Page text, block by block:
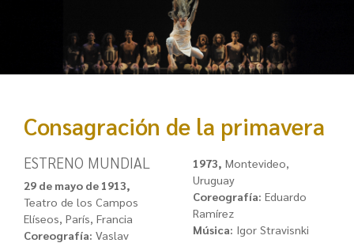
Consagración de la primavera
ESTRENO MUNDIAL
29 de mayo de 1913,
Teatro de los Campos
Elíseos, París, Francia
Coreografía: Vaslav
1973, Montevideo,
Uruguay
Coreografía: Eduardo
Ramírez
Música: Igor Stravisnki